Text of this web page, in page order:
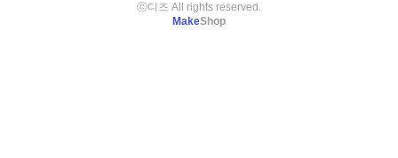
ⓒ디즈 All rights reserved.
MakeShop